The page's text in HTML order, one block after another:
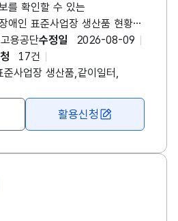
를 확인할 수 있는
애인 표준사업장 생산품 현황
명, 판매가격 등의 항목을
. 등록 생산품 정보는
인 표준사업장 생산품
user/home.do)에서도
품 정보는 장애인
다. 다만, 장애인 표준사업장
고 바랍니다.
용공단수정일
2026-08-09
17건
준사업장 생산품,같이일터,
활용신청